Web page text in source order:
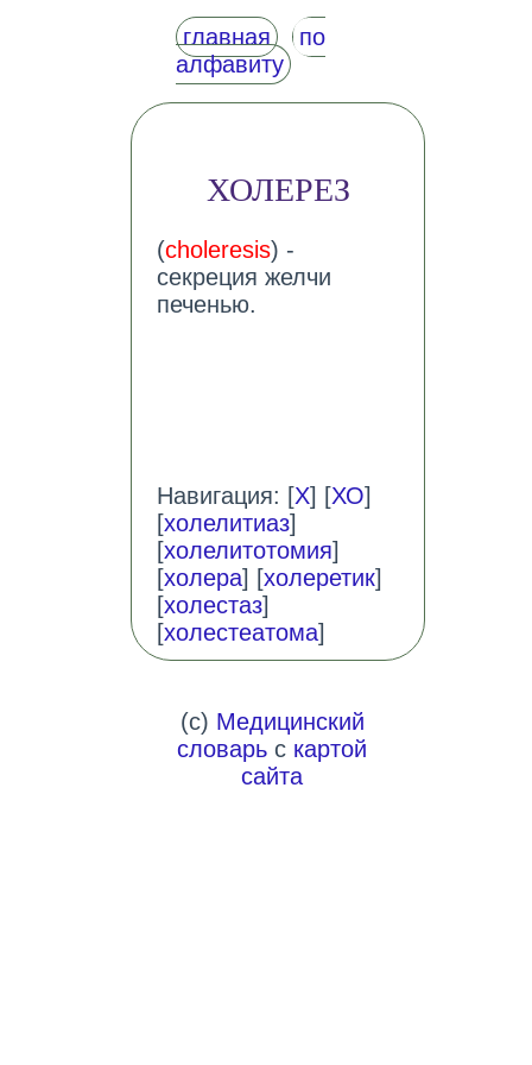
главная
по
алфавиту
ХОЛЕРЕЗ
(choleresis) -
секреция желчи
печенью.
Навигация: [Х] [ХО]
[холелитиаз]
[холелитотомия]
[холера] [холеретик]
[холестаз]
[холестеатома]
(c) Медицинский
словарь с картой
сайта